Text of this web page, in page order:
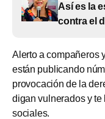
Así es la
contra el
Alerto a compañeros
están publicando
provocación de la
digan vulnerados y te
sociales.